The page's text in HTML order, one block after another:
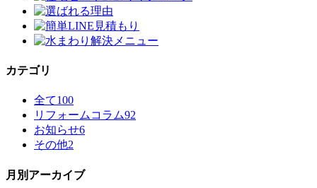
カテゴリ
全て100
リフォームコラム92
お知らせ6
その他2
月別アーカイブ